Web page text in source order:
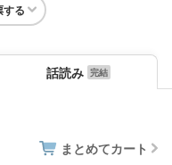
する
話読み
まとめてカート